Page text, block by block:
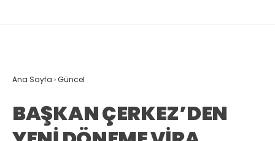
Ana Sayfa ›Güncel
BAŞKAN ÇERKEZ’DEN